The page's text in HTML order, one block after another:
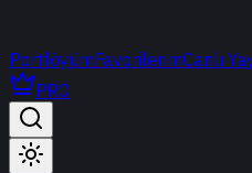
PortföyümFavorilerimCanlı
PRO